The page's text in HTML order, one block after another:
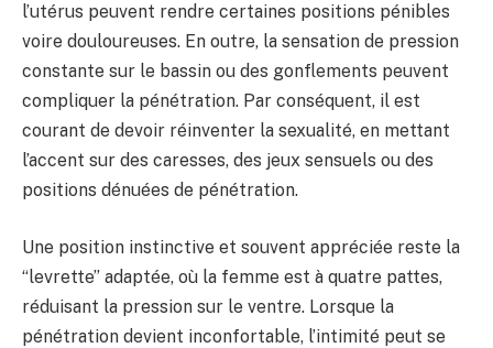
l’utérus peuvent rendre certaines positions pénibles
voire douloureuses. En outre, la sensation de pression
constante sur le bassin ou des gonflements peuvent
compliquer la pénétration. Par conséquent, il est
courant de devoir réinventer la sexualité, en mettant
l’accent sur des caresses, des jeux sensuels ou des
positions dénuées de pénétration.
Une position instinctive et souvent appréciée reste la
“levrette” adaptée, où la femme est à quatre pattes,
réduisant la pression sur le ventre. Lorsque la
pénétration devient inconfortable, l’intimité peut se